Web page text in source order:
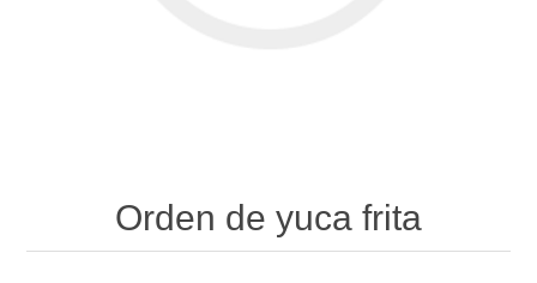
Orden de yuca frita